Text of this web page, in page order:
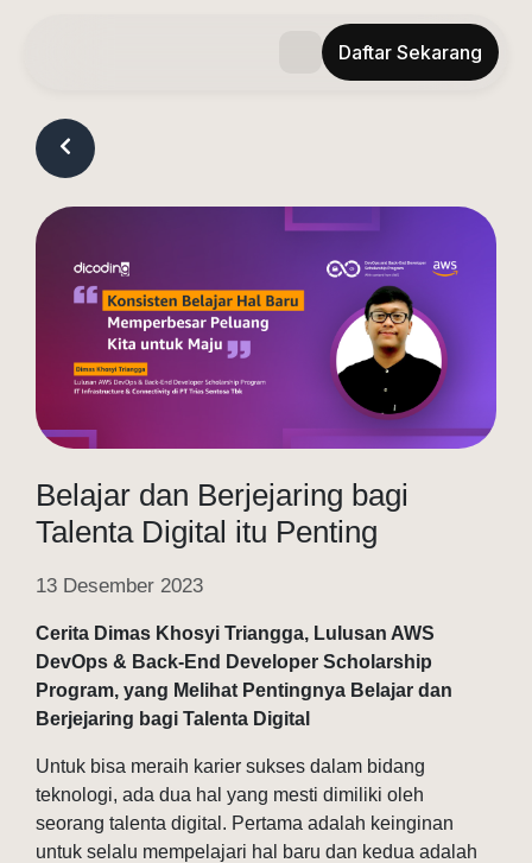
Daftar Sekarang
Tentang Program
Blog
FAQ
Belajar dan Berjejaring bagi
Talenta Digital itu Penting
13 Desember 2023
Cerita Dimas Khosyi Triangga, Lulusan AWS
DevOps & Back-End Developer Scholarship
Program, yang Melihat Pentingnya Belajar dan
Berjejaring bagi Talenta Digital
Untuk bisa meraih karier sukses dalam bidang
teknologi, ada dua hal yang mesti dimiliki oleh
seorang talenta digital. Pertama adalah keinginan
untuk selalu mempelajari hal baru dan kedua adalah